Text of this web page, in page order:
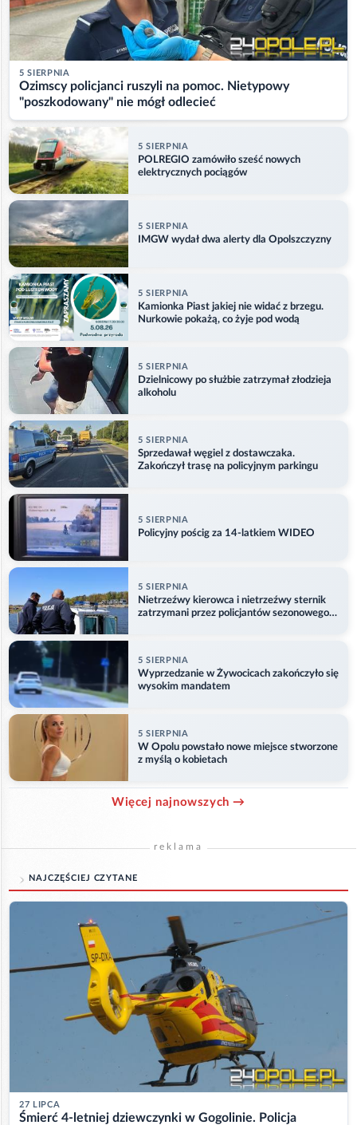
5 SIERPNIA
Ozimscy policjanci ruszyli na pomoc. Nietypowy
"poszkodowany" nie mógł odlecieć
5 SIERPNIA
POLREGIO zamówiło sześć nowych
elektrycznych pociągów
5 SIERPNIA
IMGW wydał dwa alerty dla Opolszczyzny
5 SIERPNIA
Kamionka Piast jakiej nie widać z brzegu.
Nurkowie pokażą, co żyje pod wodą
5 SIERPNIA
Dzielnicowy po służbie zatrzymał złodzieja
alkoholu
5 SIERPNIA
Sprzedawał węgiel z dostawczaka.
Zakończył trasę na policyjnym parkingu
5 SIERPNIA
Policyjny pościg za 14-latkiem WIDEO
5 SIERPNIA
Nietrzeźwy kierowca i nietrzeźwy sternik
zatrzymani przez policjantów sezonowego
5 SIERPNIA
Wyprzedzanie w Żywocicach zakończyło się
wysokim mandatem
5 SIERPNIA
W Opolu powstało nowe miejsce stworzone
z myślą o kobietach
Więcej najnowszych →
reklama
NAJCZĘŚCIEJ CZYTANE
27 LIPCA
Śmierć 4-letniej dziewczynki w Gogolinie. Policja